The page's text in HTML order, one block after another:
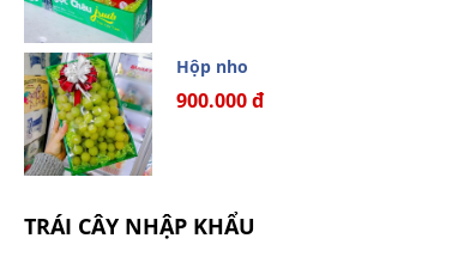
Hộp nho
900.000 đ
TRÁI CÂY NHẬP KHẨU